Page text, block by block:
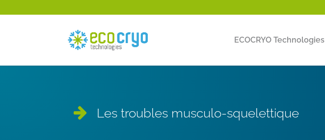
ECOCRYO Technologies
Les troubles musculo-squelettique